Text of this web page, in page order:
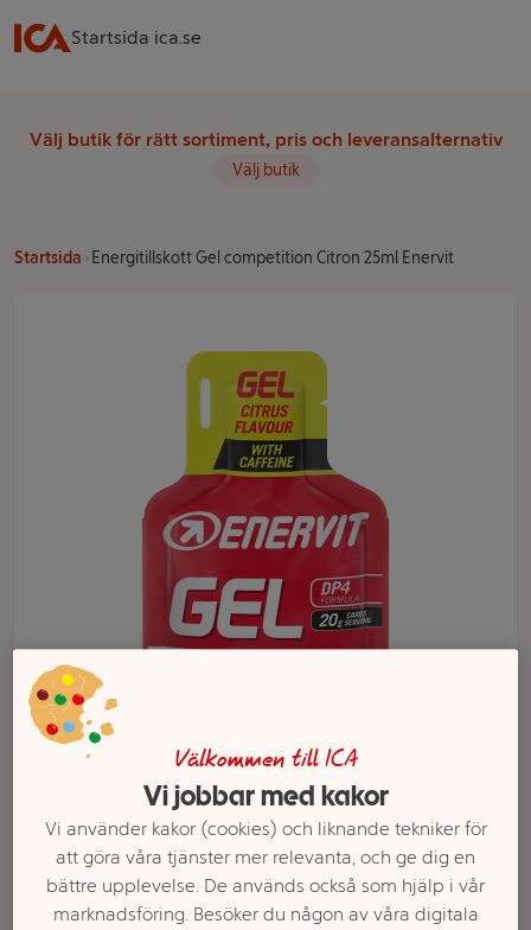
Startsida ica.se
Välj butik för rätt sortiment, pris och leveransalternativ
Välj butik
Startsida Energitillskott Gel competition Citron 25ml Enervit
Välj butik och handla
Sortimentet kan variera mellan butikerna
Välkommen till ICA
Vi jobbar med kakor
Vi använder kakor (cookies) och liknande tekniker för
att göra våra tjänster mer relevanta, och ge dig en
bättre upplevelse. De används också som hjälp i vår
marknadsföring. Besöker du någon av våra digitala